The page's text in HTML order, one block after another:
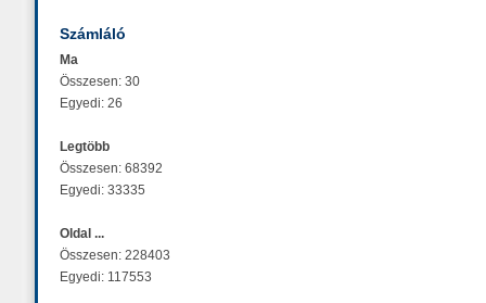
Számláló
Ma
Összesen: 30
Egyedi: 26
Legtöbb
Összesen: 68392
Egyedi: 33335
Oldal ...
Összesen: 228403
Egyedi: 117553